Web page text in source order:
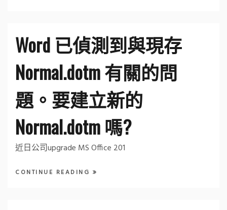
Word 已偵測到與現存
Normal.dotm 有關的問
題。要建立新的
Normal.dotm 嗎?
近日公司upgrade MS Office 201
CONTINUE READING